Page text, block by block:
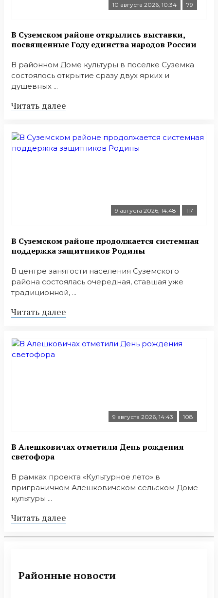
10 августа 2026, 10:34 79
В Суземском районе открылись выставки,
посвященные Году единства народов России
В районном Доме культуры в поселке Суземка
состоялось открытие сразу двух ярких и
душевных ...
Читать далее
9 августа 2026, 14:48 117
В Суземском районе продолжается системная
поддержка защитников Родины
В центре занятости населения Суземского
района состоялась очередная, ставшая уже
традиционной, ...
Читать далее
9 августа 2026, 14:43 108
В Алешковичах отметили День рождения
светофора
В рамках проекта «Культурное лето» в
приграничном Алешковичском сельском Доме
культуры ...
Читать далее
Районные новости